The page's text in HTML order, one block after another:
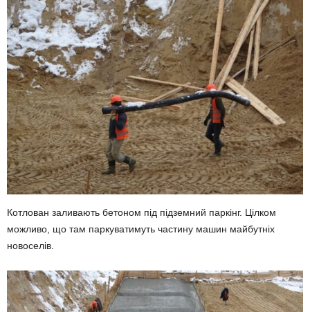
Котлован заливають бетоном під підземний паркінг. Цілком
можливо, що там паркуватимуть частину машин майбутніх
новоселів.